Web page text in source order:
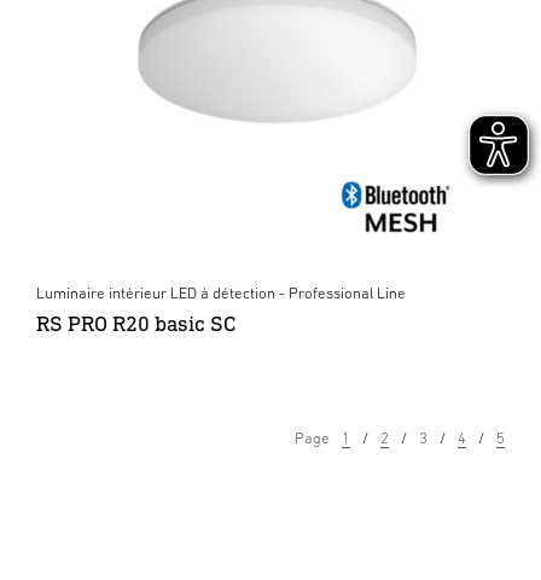
Luminaire intérieur LED à détection - Professional Line
RS PRO R20 basic SC
Page 1 2 3 4 5